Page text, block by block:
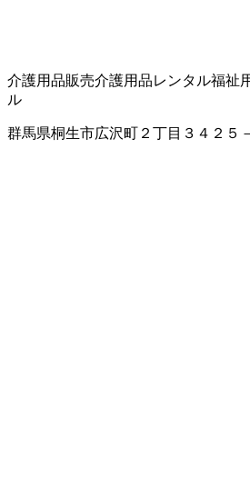
介護用品販売介護用品レンタル福祉
ル
群馬県桐生市広沢町２丁目３４２５